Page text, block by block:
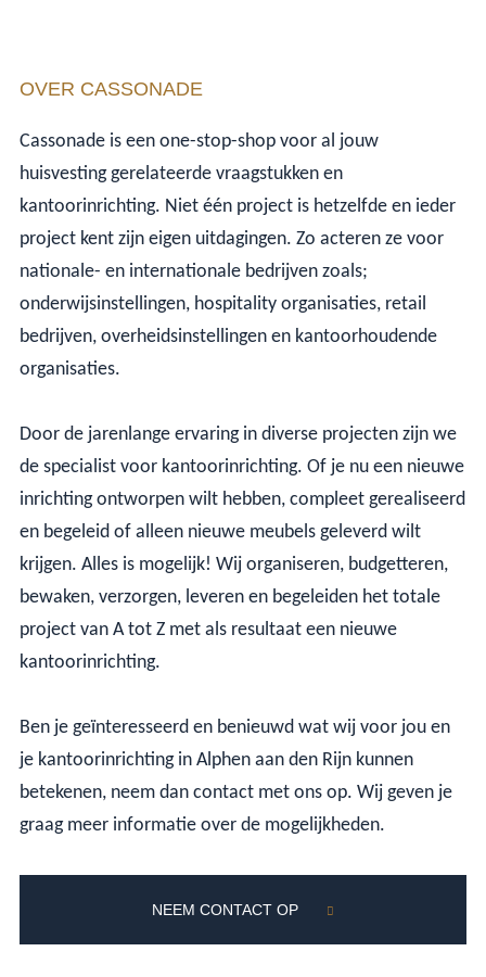
OVER CASSONADE
Cassonade is een one-stop-shop voor al jouw
huisvesting gerelateerde vraagstukken en
kantoorinrichting. Niet één project is hetzelfde en ieder
project kent zijn eigen uitdagingen. Zo acteren ze voor
nationale- en internationale bedrijven zoals;
onderwijsinstellingen, hospitality organisaties, retail
bedrijven, overheidsinstellingen en kantoorhoudende
organisaties.
Door de jarenlange ervaring in diverse projecten zijn we
de specialist voor kantoorinrichting. Of je nu een nieuwe
inrichting ontworpen wilt hebben, compleet gerealiseerd
en begeleid of alleen nieuwe meubels geleverd wilt
krijgen. Alles is mogelijk! Wij organiseren, budgetteren,
bewaken, verzorgen, leveren en begeleiden het totale
project van A tot Z met als resultaat een nieuwe
kantoorinrichting.
Ben je geïnteresseerd en benieuwd wat wij voor jou en
je kantoorinrichting in Alphen aan den Rijn kunnen
betekenen, neem dan contact met ons op. Wij geven je
graag meer informatie over de mogelijkheden.
NEEM CONTACT OP